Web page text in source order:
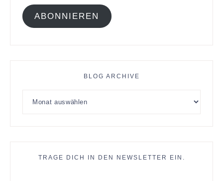
ABONNIEREN
BLOG ARCHIVE
TRAGE DICH IN DEN NEWSLETTER EIN.